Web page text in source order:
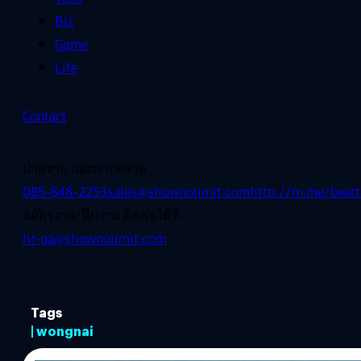
Biz
Game
Life
Contact
ฝ่ายขาย และการตลาด
085-848-2253sales@shownolimit.comhttp://m.me/
สมัครงาน/ฝึกงาน ติดต่อได้ที่
hr-ga@shownolimit.com
Tags
| wongnai